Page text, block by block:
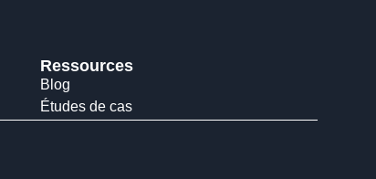
Ressources
Blog
Études de cas